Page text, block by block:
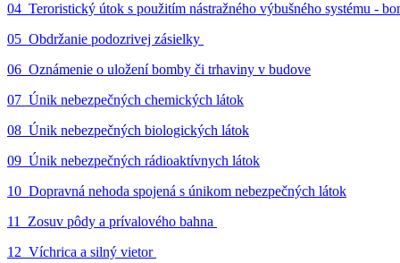
04_Teroristický útok s použitím nástražného výbušného systému -
05_Obdržanie podozrivej zásielky
06_Oznámenie o uložení bomby či trhaviny v budove
07_Únik nebezpečných chemických látok
08_Únik nebezpečných biologických látok
09_Únik nebezpečných rádioaktívnych látok
10_Dopravná nehoda spojená s únikom nebezpečných látok
11_Zosuv pôdy a prívalového bahna
12_Víchrica a silný vietor